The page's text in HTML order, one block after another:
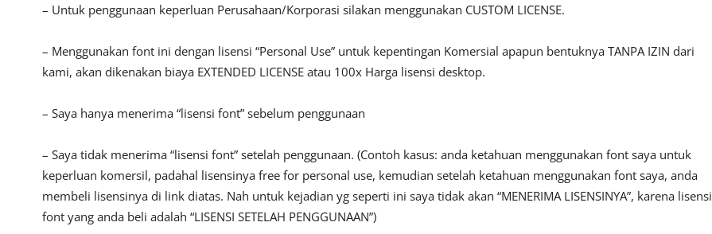
– Untuk penggunaan keperluan Perusahaan/Korporasi silakan menggunakan CUSTOM LICENSE.
– Menggunakan font ini dengan lisensi “Personal Use” untuk kepentingan Komersial apapun bentuknya TANPA IZIN dari
kami, akan dikenakan biaya EXTENDED LICENSE atau 100x Harga lisensi desktop.
– Saya hanya menerima “lisensi font” sebelum penggunaan
– Saya tidak menerima “lisensi font” setelah penggunaan. (Contoh kasus: anda ketahuan menggunakan font saya untuk
keperluan komersil, padahal lisensinya free for personal use, kemudian setelah ketahuan menggunakan font saya, anda
membeli lisensinya di link diatas. Nah untuk kejadian yg seperti ini saya tidak akan “MENERIMA LISENSINYA”, karena lisensi
font yang anda beli adalah “LISENSI SETELAH PENGGUNAAN”)